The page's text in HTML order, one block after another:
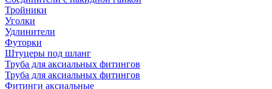
Тройники
Уголки
Удлинители
Футорки
Штуцеры под шланг
Труба для аксиальных фитингов
Труба для аксиальных фитингов
Фитинги аксиальные